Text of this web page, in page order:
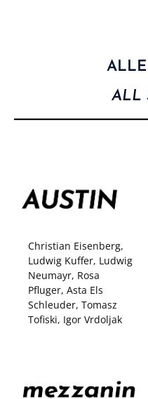
ALL
Christian Eisenberg,
Ludwig Kuffer, Ludwig
Neumayr, Rosa
Pfluger, Asta Els
Schleuder, Tomasz
Tofiski, Igor Vrdoljak